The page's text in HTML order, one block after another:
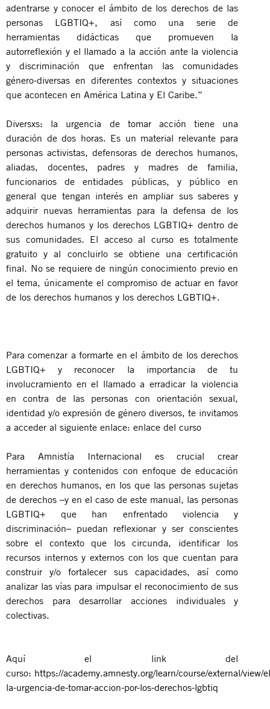
adentrarse y conocer el ámbito de los derechos de las
personas LGBTIQ+, así como una serie de
herramientas didácticas que promueven la
autorreflexión y el llamado a la acción ante la violencia
y discriminación que enfrentan las comunidades
género-diversas en diferentes contextos y situaciones
que acontecen en América Latina y El Caribe.”
Diversxs: la urgencia de tomar acción tiene una
duración de dos horas. Es un material relevante para
personas activistas, defensoras de derechos humanos,
aliadas, docentes, padres y madres de familia,
funcionarios de entidades públicas, y público en
general que tengan interés en ampliar sus saberes y
adquirir nuevas herramientas para la defensa de los
derechos humanos y los derechos LGBTIQ+ dentro de
sus comunidades. El acceso al curso es totalmente
gratuito y al concluirlo se obtiene una certificación
final. No se requiere de ningún conocimiento previo en
el tema, únicamente el compromiso de actuar en favor
de los derechos humanos y los derechos LGBTIQ+.
Para comenzar a formarte en el ámbito de los derechos
LGBTIQ+ y reconocer la importancia de tu
involucramiento en el llamado a erradicar la violencia
en contra de las personas con orientación sexual,
identidad y/o expresión de género diversos, te invitamos
a acceder al siguiente enlace: enlace del curso
Para Amnistía Internacional es crucial crear
herramientas y contenidos con enfoque de educación
en derechos humanos, en los que las personas sujetas
de derechos –y en el caso de este manual, las personas
LGBTIQ+ que han enfrentado violencia y
discriminación– puedan reflexionar y ser conscientes
sobre el contexto que los circunda, identificar los
recursos internos y externos con los que cuentan para
construir y/o fortalecer sus capacidades, así como
analizar las vías para impulsar el reconocimiento de sus
derechos para desarrollar acciones individuales y
colectivas.
Aquí el link del
curso: https://academy.amnesty.org/learn/course/external/view/
la-urgencia-de-tomar-accion-por-los-derechos-lgbtiq